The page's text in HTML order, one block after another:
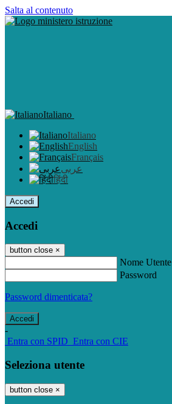
Salta al contenuto
Italiano
Italiano
English
Français
عربى
हिंदी
Accedi
Accedi
button close ×
Nome Utente
Password
Password dimenticata?
-
Entra con SPID Entra con CIE
Seleziona utente
button close ×